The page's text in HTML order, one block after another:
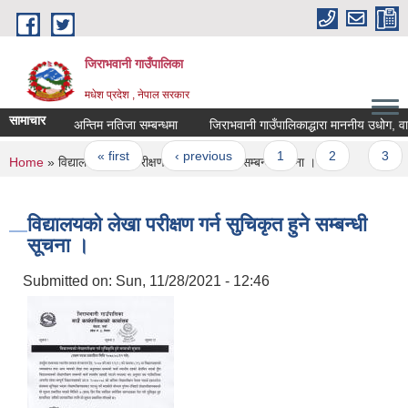
Skip to main content
जिराभवानी गाउँपालिका
मधेश प्रदेश , नेपाल सरकार
सामाचार अन्तिम नतिजा सम्बन्धमा जिराभवानी गाउँपालिकाद्धारा माननीय
Pages
« first ‹ previous 1 2
You are here
Home » विद्यालयको लेखा परीक्षण गर्न सुचिकृत हुने सम्बन्धी सूचना ।
विद्यालयको लेखा परीक्षण गर्न सुचिकृत हुने सम्बन्धी
सूचना ।
Submitted on: Sun, 11/28/2021 - 12:46